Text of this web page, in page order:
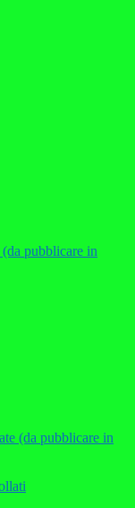
pubblicare in
(da pubblicare in